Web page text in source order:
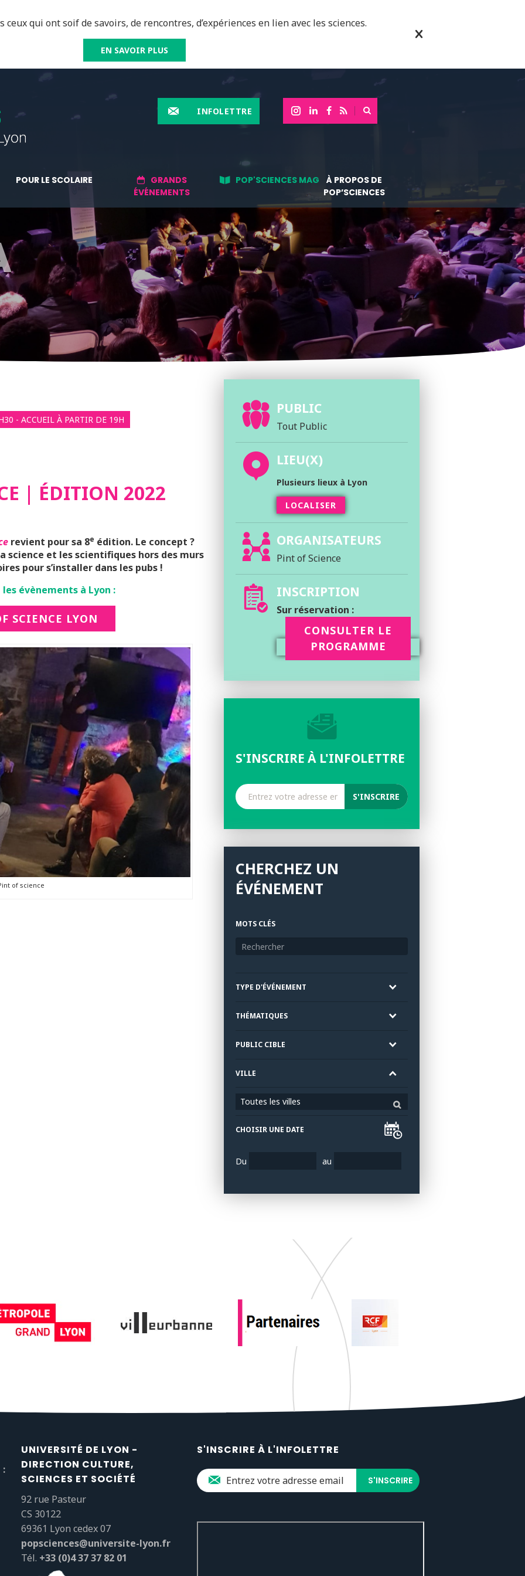
ceux qui ont soif de savoirs, de rencontres, d’expériences en lien avec les sciences.
EN SAVOIR PLUS
INFOLETTRE
POUR LE SCOLAIRE
GRANDS
ÉVÉNEMENTS
POP'SCIENCES MAG
À PROPOS DE
POP’SCIENCES
- ACCUEIL À PARTIR DE 19H
| ÉDITION 2022
revient pour sa 8e édition. Le concept ?
science et les scientifiques hors des murs
pour s’installer dans les pubs !
les évènements à Lyon :
SCIENCE LYON
of science
PUBLIC
Tout Public
LIEU(X)
Plusieurs lieux à Lyon
LOCALISER
ORGANISATEURS
Pint of Science
INSCRIPTION
Sur réservation :
CONSULTER LE
PROGRAMME
S'INSCRIRE À L'INFOLETTRE
CHERCHEZ UN
ÉVÉNEMENT
MOTS CLÉS
TYPE D'ÉVÉNEMENT
THÉMATIQUES
PUBLIC CIBLE
VILLE
Toutes les villes
CHOISIR UNE DATE
Du au
:
UNIVERSITÉ DE LYON -
DIRECTION CULTURE,
SCIENCES ET SOCIÉTÉ
92 rue Pasteur
CS 30122
69361 Lyon cedex 07
popsciences@universite-lyon.fr
Tél. +33 (0)4 37 37 82 01
S'INSCRIRE À L'INFOLETTRE